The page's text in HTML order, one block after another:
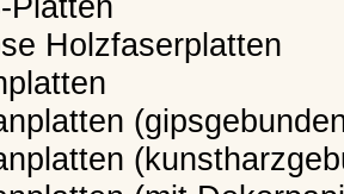
Holzfaserplatten